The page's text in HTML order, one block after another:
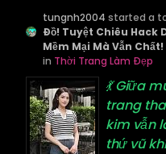
tungnh2004 started a
Đồ! Tuyệt Chiêu Hack
Mềm Mại Mà Vẫn Chất!
in Thời Trang Làm Đẹp
💃 Giữa
trang
kim vẫn
thứ vũ